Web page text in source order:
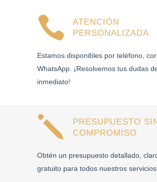
ATENCIÓN
PERSONALIZADA
Estamos disponibles por teléfono,
WhatsApp. ¡Resolvemos tus dudas
inmediato!
PRESUPUESTO
COMPROMISO
Obtén un presupuesto detallado,
gratuito para todos nuestros